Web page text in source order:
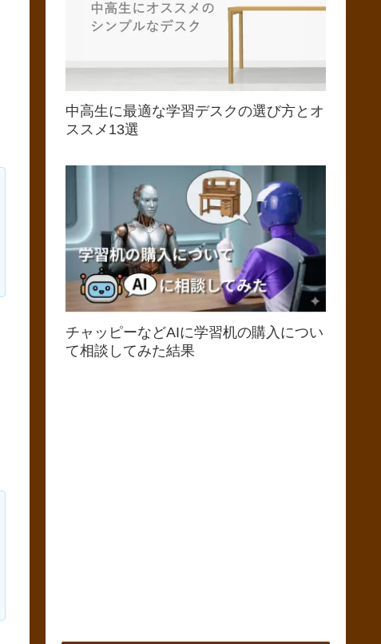
中高生に最適な学習デスクの選び方とオ
ススメ13選
チャッピーなどAIに学習机の購入につい
て相談してみた結果